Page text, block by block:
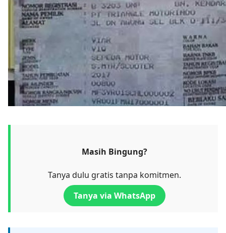
Masih Bingung?
Tanya dulu gratis tanpa komitmen.
Tanya via WhatsApp